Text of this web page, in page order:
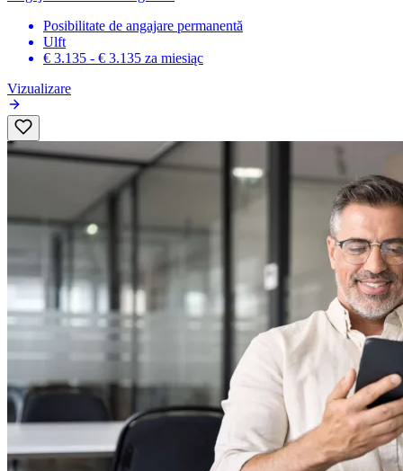
Posibilitate de angajare permanentă
Ulft
€ 3.135 - € 3.135 za miesiąc
Vizualizare